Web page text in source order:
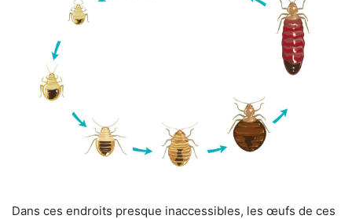
Dans ces endroits presque inaccessibles, les œufs de ces